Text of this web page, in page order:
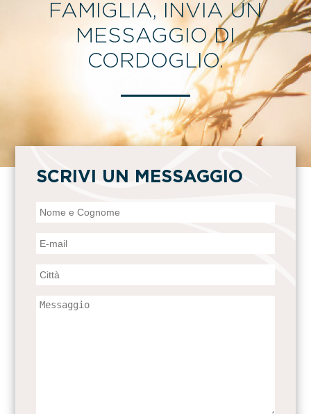
FAMIGLIA, INVIA UN
MESSAGGIO DI
CORDOGLIO.
SCRIVI UN MESSAGGIO